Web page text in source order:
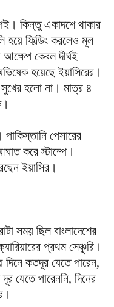
কিন্তু একাদশে থাকার
হয়ে ফিল্ডিং করলেও মূল
আক্ষেপ কেবল দীর্ঘই
হয়েছে ইয়াসিরের।
সুখের হলো না। মাত্র ৪
পেসারের
করে স্টাম্পে।
ইয়াসির।
সময় ছিল বাংলাদেশের
প্রথম সেঞ্চুরি।
দিনে কতদূর যেতে পারেন,
যেতে পারেননি, দিনের